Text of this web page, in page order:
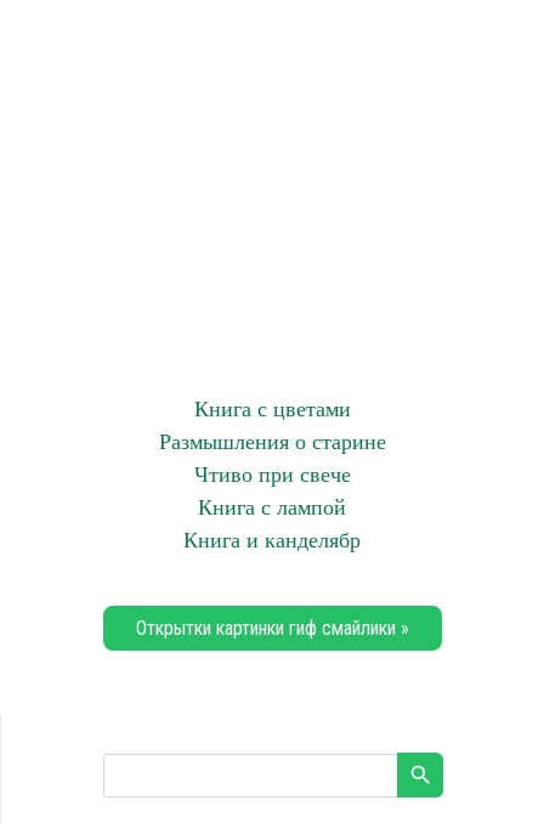
Книга с цветами
Размышления о старине
Чтиво при свече
Книга с лампой
Книга и канделябр
Открытки картинки гиф смайлики »